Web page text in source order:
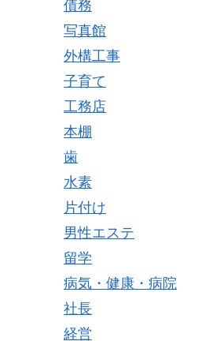
債務
写真館
外構工事
子育て
工務店
本棚
歯
水素
片付け
男性エステ
留学
病気・健康・病院
社長
経営